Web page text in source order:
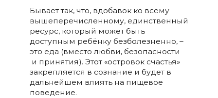
Бывает так, что, вдобавок ко всему
вышеперечисленному, единственный
ресурс, который может быть
доступным ребёнку безболезненно, –
это еда (вместо любви, безопасности
и принятия). Этот «островок счастья»
закрепляется в сознание и будет в
дальнейшем влиять на пищевое
поведение.